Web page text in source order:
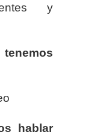
y
tenemos
hablar